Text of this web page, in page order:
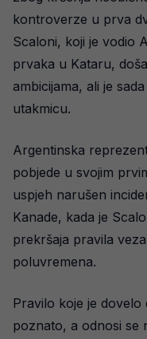
kontroverze u prva
Scaloni, koji je vodio
prvaka u Kataru,
ambicijama, ali je
utakmicu.
Argentinska
pobjede u svojim
uspjeh narušen
Kanade, kada je
prekršaja pravila
poluvremena.
Pravilo koje je dovelo
poznato, a odnosi se